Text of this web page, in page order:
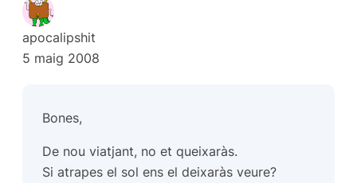
apocalipshit
5 maig 2008
Bones,
De nou viatjant, no et queixaràs.
Si atrapes el sol ens el deixaràs veure?